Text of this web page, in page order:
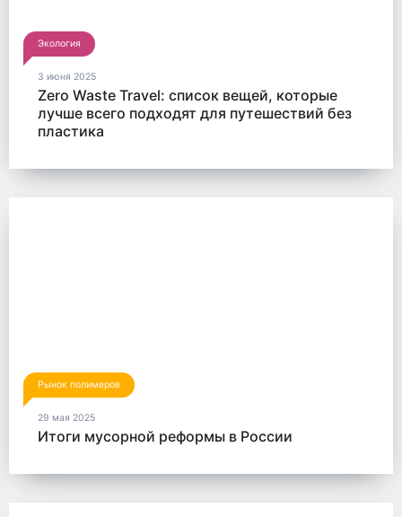
Экология
3 июня 2025
Zero Waste Travel: список вещей, которые
лучше всего подходят для путешествий без
пластика
Рынок полимеров
29 мая 2025
Итоги мусорной реформы в России